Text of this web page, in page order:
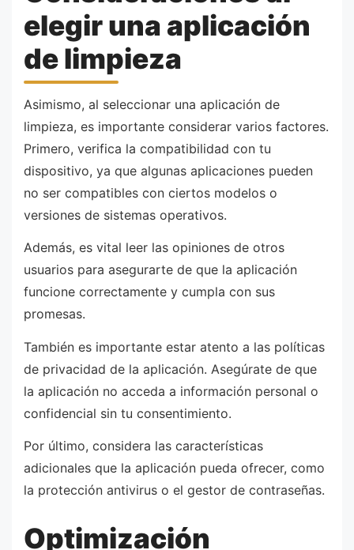
elegir una aplicación
de limpieza
Asimismo, al seleccionar una aplicación de
limpieza, es importante considerar varios factores.
Primero, verifica la compatibilidad con tu
dispositivo, ya que algunas aplicaciones pueden
no ser compatibles con ciertos modelos o
versiones de sistemas operativos.
Además, es vital leer las opiniones de otros
usuarios para asegurarte de que la aplicación
funcione correctamente y cumpla con sus
promesas.
También es importante estar atento a las políticas
de privacidad de la aplicación. Asegúrate de que
la aplicación no acceda a información personal o
confidencial sin tu consentimiento.
Por último, considera las características
adicionales que la aplicación pueda ofrecer, como
la protección antivirus o el gestor de contraseñas.
Optimización